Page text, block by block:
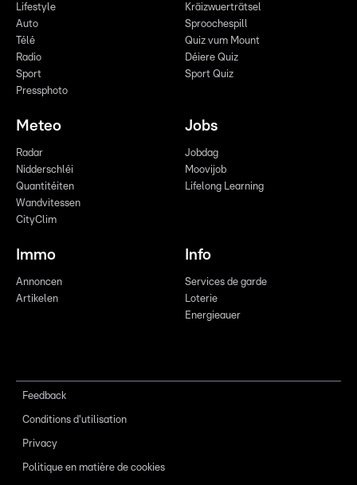
Lifestyle
Auto
Télé
Radio
Sport
Pressphoto
Kräizwuerträtsel
Sproochespill
Quiz vum Mount
Déiere Quiz
Sport Quiz
Meteo
Radar
Nidderschléi
Quantitéiten
Wandvitessen
CityClim
Jobs
Jobdag
Moovijob
Lifelong Learning
Immo
Annoncen
Artikelen
Info
Services de garde
Loterie
Energieauer
Feedback
Conditions d'utilisation
Privacy
Politique en matière de cookies